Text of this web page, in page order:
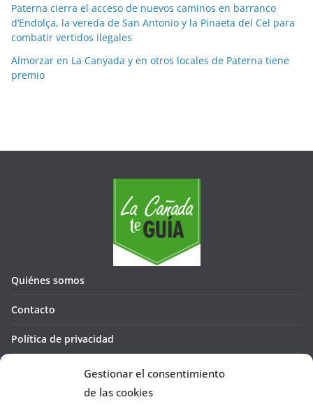
Gestionar el consentimiento
de las cookies
s
Paterna cierra el acceso de nuevos caminos en barranco
d’Endolça, la vereda de San Antonio y la Pinaeta del Cel para
combatir vertidos ilegales
Almorzar en La Canyada y en otros locales de Paterna tiene
premio
Quiénes somos
Contacto
Política de privacidad
Política de cookies (UE)